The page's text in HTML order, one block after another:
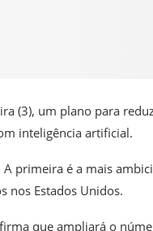
(3), um plano para
inteligência artificial.
primeira é a mais
nos Estados Unidos.
que ampliará o